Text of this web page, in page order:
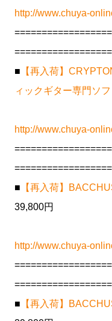
http://www.chuya-
■ 【再入荷】
ィックギター専門ソ
http://www.chuya-
■ 【再入荷】
39,800円
http://www.chuya-
■ 【再入荷】